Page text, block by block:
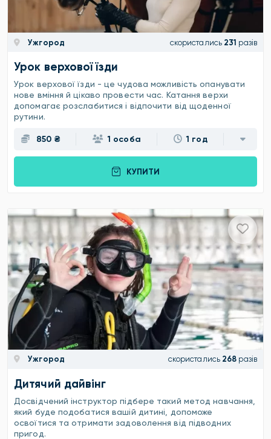
Ужгород скористались 231 разів
Урок верхової їзди
Урок верхової їзди - це чудова можливість опанувати
нове вміння й цікаво провести час. Катання верхи
допомагає розслабитися і відпочити від щоденної
рутини.
850 ₴ 1 особа 1 год
КУПИТИ
Ужгород скористались 268 разів
Дитячий дайвінг
Досвідчений інструктор підбере такий метод навчання,
який буде подобатися вашій дитині, допоможе
освоїтися та отримати задоволення від підводних
пригод.